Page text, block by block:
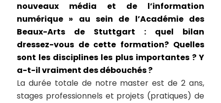
nouveaux média et de l’information
numérique » au sein de l’Académie des
Beaux-Arts de Stuttgart : quel bilan
dressez-vous de cette formation? Quelles
sont les disciplines les plus importantes ? Y
a-t-il vraiment des débouchés ?
La durée totale de notre master est de 2 ans,
stages professionnels et projets (pratiques) de